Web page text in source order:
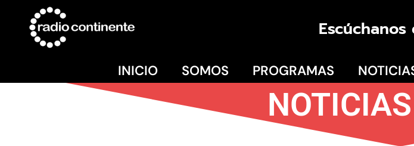
Escúchanos
INICIO SOMOS PROGRAMAS
NOTICIAS